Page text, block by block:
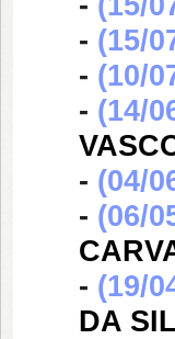
- (15/
- (10/
- (14/
- (04/
- (06/
- (19/
DA